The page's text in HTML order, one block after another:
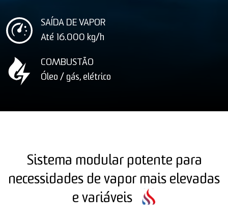
SAÍDA DE VAPOR
Até 16.000 kg/h
COMBUSTÃO
Óleo / gás, elétrico
Sistema modular potente para
necessidades de vapor mais elevadas
e variáveis